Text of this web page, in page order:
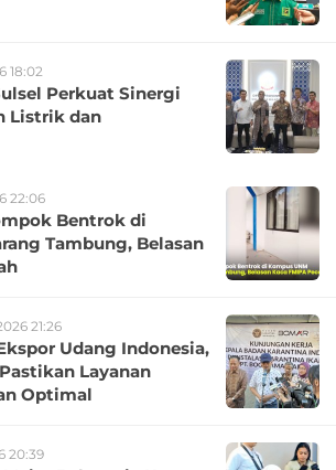
18:02
Perkuat Sinergi
Listrik dan
22:06
Bentrok di
Tambung, Belasan
21:26
Udang Indonesia,
Layanan
Optimal
20:39